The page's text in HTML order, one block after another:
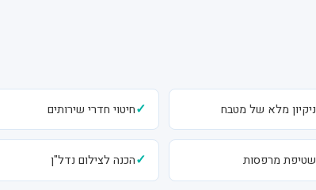
ניקיון מלא של מטבח ✓חיטוי חדרי שירותים
שטיפת מרפסות ✓הכנה לצילום נדל"ן